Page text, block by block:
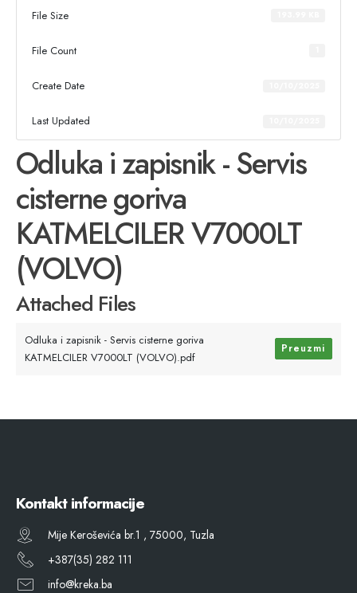
File Size
File Count
Create Date
Last Updated
Odluka i zapisnik - Servis
cisterne goriva
KATMELCILER V7000LT
(VOLVO)
Attached Files
Odluka i zapisnik - Servis cisterne goriva
KATMELCILER V7000LT (VOLVO).pdf
Preuzmi
Kontakt informacije
Mije Keroševića br.1 , 75000, Tuzla
+387(35) 282 111
info@kreka.ba